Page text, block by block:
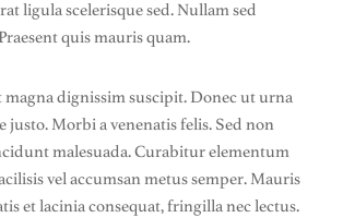
ligula scelerisque sed. Nullam sed
quis mauris quam.
magna dignissim suscipit. Donec ut urna
justo. Morbi a venenatis felis. Sed non
malesuada. Curabitur elementum
vel accumsan metus semper. Mauris
et lacinia consequat, fringilla nec lectus.